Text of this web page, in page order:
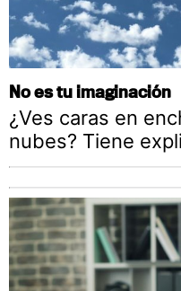
No es tu imaginación
¿Ves caras en
nubes? Tiene